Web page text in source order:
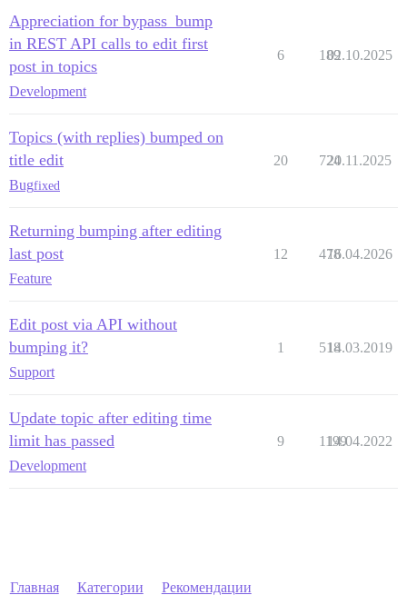
Appreciation for bypass_bump
in REST API calls to edit first
post in topics
Development
6 189
02.10.2025
Topics (with replies) bumped on
title edit
Bugfixed
20 724
20.11.2025
Returning bumping after editing
last post
Feature
12 478
16.04.2026
Edit post via API without
bumping it?
Support
1 518
14.03.2019
Update topic after editing time
limit has passed
Development
9 1199
14.04.2022
Главная Категории Рекомендации